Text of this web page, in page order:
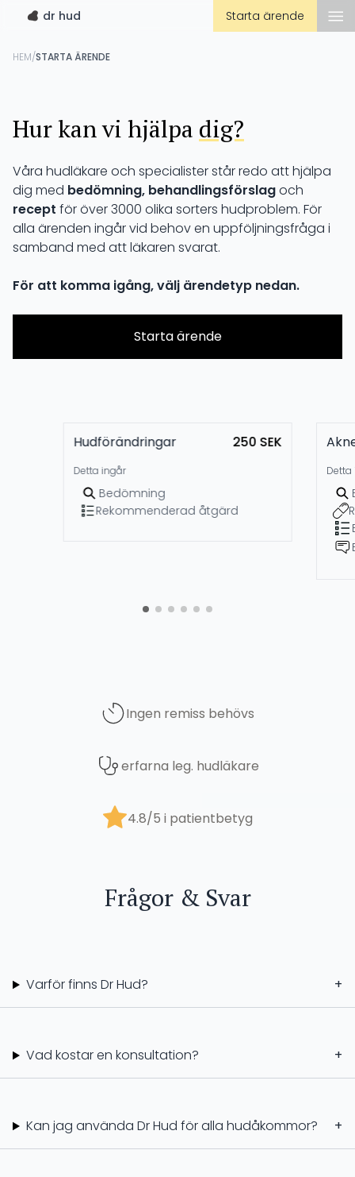
dr hud Starta ärende
HEM/STARTA ÄRENDE
Hur kan vi hjälpa dig?
Våra hudläkare och specialister står redo att hjälpa
dig med bedömning, behandlingsförslagoch
recept för över 3000 olika sorters hudproblem. För
alla ärenden ingår vid behov en uppföljningsfråga i
samband med att läkaren svarat.
För att komma igång, välj ärendetyp nedan.
Starta ärende
Hudförändringar 250 SEK
Detta ingår
Bedömning
Rekommenderad åtgärd
Detta
Ingen remiss behövs
erfarna leg. hudläkare
4.8/5 i patientbetyg
Frågor & Svar
Varför finns Dr Hud? +
Vad kostar en konsultation? +
Kan jag använda Dr Hud för alla hudåkommor? +